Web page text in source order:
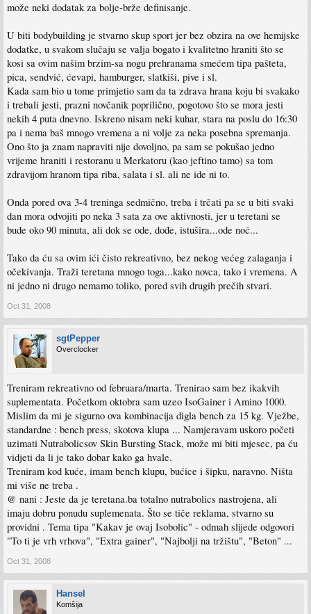
može neki dodatak za bolje-brže definisanje.
U biti bodybuilding je stvarno skup sport jer bez obzira na ove hemijske
dodatke, u svakom slučaju se valja bogato i kvalitetno hraniti što se
kosi sa ovim našim brzim-sa nogu prehranama smećem tipa pašteta,
pica, sendvić, ćevapi, hamburger, slatkiši, pive i sl.
Kada sam bio u tome primjetio sam da ta zdrava hrana koju bi svakako
i trebali jesti, prazni novčanik poprilično, pogotovo što se mora jesti
nekih 4 puta dnevno. Iskreno nisam neki kuhar, stara na poslu do 16:30
pa i nema baš mnogo vremena a ni volje za neka posebna spremanja.
Ono što ja znam napraviti nije dovoljno, pa sam se pokušao jedno
vrijeme hraniti i restoranu u Merkatoru (kao jeftino tamo) sa tom
zdravijom hranom tipa riba, salata i sl. ali ne ide ni to.
Onda pored ova 3-4 treninga sedmično, treba i trčati pa se u biti svaki
dan mora odvojiti po neka 3 sata za ove aktivnosti, jer u teretani se
bude oko 90 minuta, ali dok se ode, dođe, istušira...ode noć...
Tako da ću sa ovim ići čisto rekreativno, bez nekog većeg zalaganja i
očekivanja. Traži teretana mnogo toga...kako novca, tako i vremena. A
ni jedno ni drugo nemamo toliko, pored svih drugih prečih stvari.
Oct 31, 2008
sgtPepper
Overclocker
Treniram rekreativno od februara/marta. Trenirao sam bez ikakvih
suplementata. Početkom oktobra sam uzeo IsoGainer i Amino 1000.
Mislim da mi je sigurno ova kombinacija digla bench za 15 kg. Vježbe,
standardne : bench press, skotova klupa ... Namjeravam uskoro početi
uzimati Nutrabolicsov Skin Bursting Stack, može mi biti mjesec, pa ću
vidjeti da li je tako dobar kako ga hvale.
Treniram kod kuće, imam bench klupu, bućice i šipku, naravno. Ništa
mi više ne treba .
@ nani : Jeste da je teretana.ba totalno nutrabolics nastrojena, ali
imaju dobru ponudu suplemenata. Što se tiče reklama, stvarno su
providni . Tema tipa "Kakav je ovaj Isobolic" - odmah slijede odgovori
"To ti je vrh vrhova", "Extra gainer", "Najbolji na tržištu", "Beton" ...
Oct 31, 2008
Hansel
Komšija